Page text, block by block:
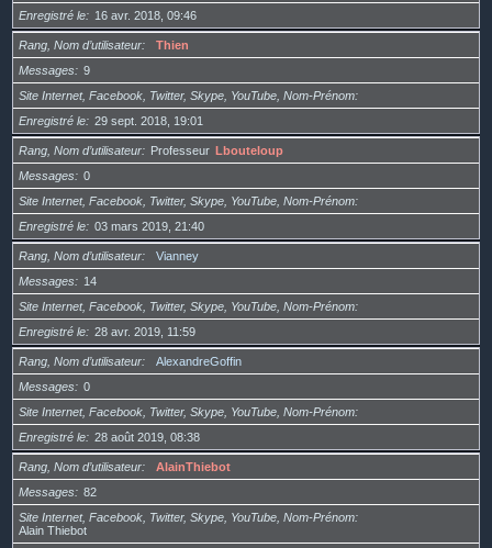
Enregistré le
16 avr. 2018, 09:46
Rang, Nom d’utilisateur
Thien
Messages
9
Site Internet, Facebook, Twitter, Skype, YouTube, Nom-Prénom
Enregistré le
29 sept. 2018, 19:01
Rang, Nom d’utilisateur Professeur Lbouteloup
Messages
0
Site Internet, Facebook, Twitter, Skype, YouTube, Nom-Prénom
Enregistré le
03 mars 2019, 21:40
Rang, Nom d’utilisateur
Vianney
Messages
14
Site Internet, Facebook, Twitter, Skype, YouTube, Nom-Prénom
Enregistré le
28 avr. 2019, 11:59
Rang, Nom d’utilisateur
AlexandreGoffin
Messages
0
Site Internet, Facebook, Twitter, Skype, YouTube, Nom-Prénom
Enregistré le
28 août 2019, 08:38
Rang, Nom d’utilisateur
AlainThiebot
Messages
82
Site Internet, Facebook, Twitter, Skype, YouTube, Nom-Prénom
Alain Thiebot